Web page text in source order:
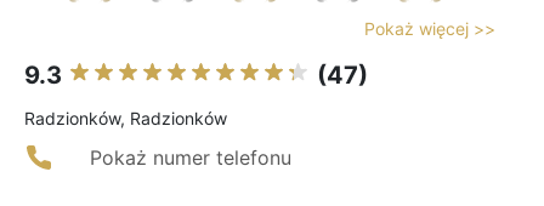
Pokaż więcej >>
9.3 (47)
Radzionków, Radzionków
Pokaż numer telefonu